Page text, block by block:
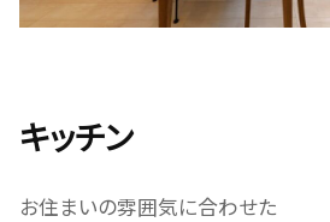
キッチン
お住まいの雰囲気に合わせた